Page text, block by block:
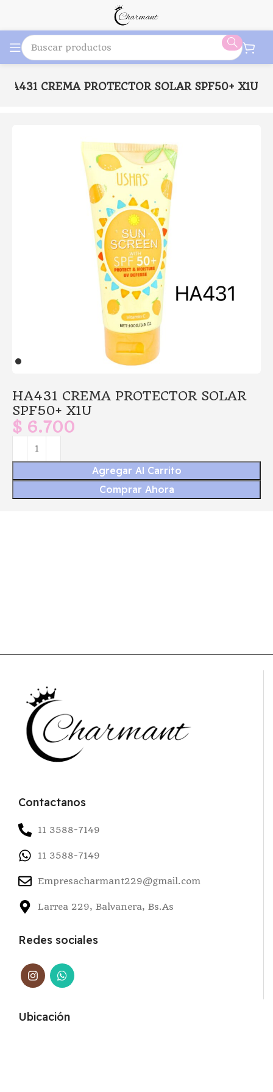
HA431 CREMA PROTECTOR SOLAR SPF50+ X1U
HA431 CREMA PROTECTOR SOLAR
SPF50+ X1U
$ 6.700
Agregar Al Carrito
Comprar Ahora
Contactanos
11 3588-7149
11 3588-7149
Empresacharmant229@gmail.com
Larrea 229, Balvanera, Bs.As
Redes sociales
Ubicación